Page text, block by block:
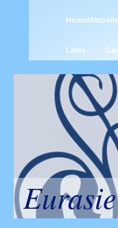
Home/
Links